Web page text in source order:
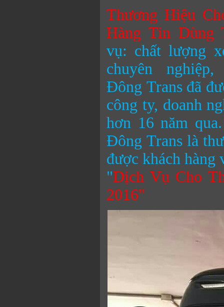
Thương Hiệu
Hàng Tin Dùng
vụ: chất lượng
chuyên
Đông Trans đã
công ty, doanh
hơn 16 năm
ĐôngTrans là
được khách hàng
"Dịch Vụ Cho
2016"